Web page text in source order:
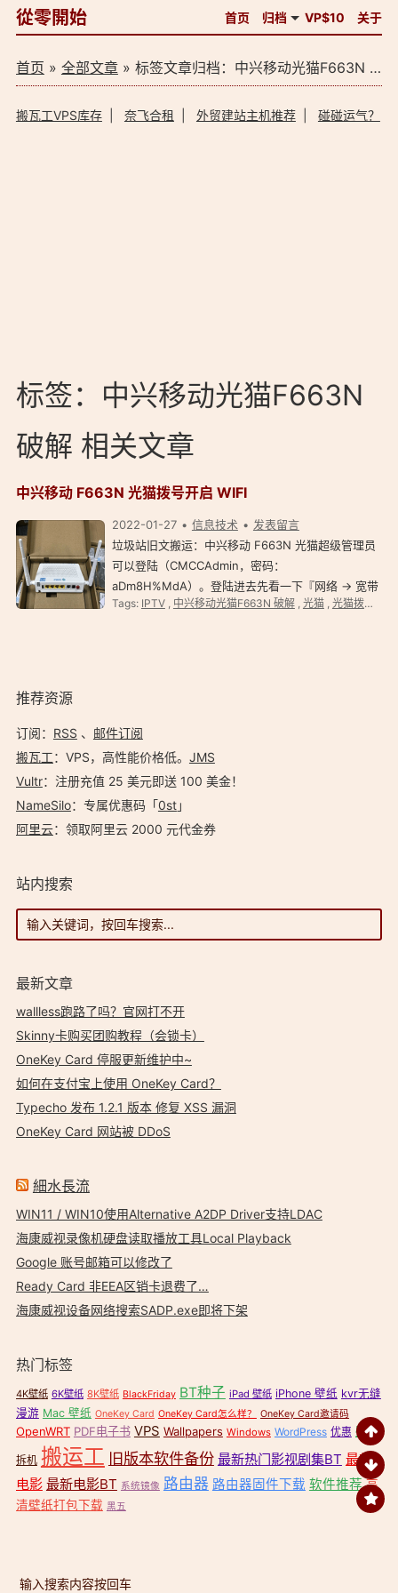
從零開始 首页 归档 VP$10 关于
首页 » 全部文章» 标签文章归档：中兴移动光猫F663N 破解（1）
搬瓦工VPS库存| 奈飞合租 外贸建站主机推荐| 碰碰运气？
标签：中兴移动光猫F663N
破解 相关文章
中兴移动 F663N 光猫拨号开启 WIFI
2022-01-27 信息技术
发表留言
垃圾站旧文搬运：中兴移动 F663N 光猫超级管理员
可以登陆（CMCCAdmin，密码：
aDm8H%MdA）。登陆进去先看一下『网络 -> 宽带
设置 -> Internet 连接』里面每个连接的配置，最好
Tags: IPTV, 中兴移动光猫F663N 破解, 光猫, 光猫拨号
推荐资源
订阅： RSS 、 邮件订阅
搬瓦工：VPS，高性能价格低。️ JMS
Vultr：注册充值 25 美元即送 100 美金！
NameSilo：专属优惠码「0st」
阿里云：领取阿里云 2000 元代金券
站内搜索
最新文章
wallless跑路了吗？官网打不开
Skinny卡购买团购教程（会锁卡）
OneKey Card 停服更新维护中~
如何在支付宝上使用 OneKey Card？
Typecho 发布 1.2.1 版本 修复 XSS 漏洞
OneKey Card 网站被 DDoS
細水長流
WIN11 / WIN10使用Alternative A2DP Driver支持LDAC
海康威视录像机硬盘读取播放工具Local Playback
Google 账号邮箱可以修改了
Ready Card 非EEA区销卡退费了…
海康威视设备网络搜索SADP.exe即将下架
热门标签
4K壁纸 6K壁纸 8K壁纸 BlackFriday BT种子 iPad 壁纸 iPhone 壁纸 kvr无缝
漫游 Mac 壁纸 OneKey Card OneKey Card怎么样？ OneKey Card邀请码
OpenWRT PDF电子书 VPS Wallpapers Windows WordPress 优惠 壁纸
拆机 搬运工 旧版本软件备份 最新热门影视剧集BT 最新
电影 最新电影BT 系统镜像 路由器 路由器固件下载 软件推荐 高
清壁纸打包下载 黑五